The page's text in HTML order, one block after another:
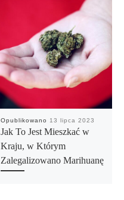
Opublikowano 13 lipca 2023
Jak To Jest Mieszkać w
Kraju, w Którym
Zalegalizowano Marihuanę